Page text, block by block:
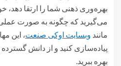
بهره‌وری ذهنی شما را ارتقا دهد،
می‌گیرید که چگونه به صورت
مانند وبسایت اوکی صنعت، این
پیاده‌سازی کنید و از دانش
بهره ببرید.